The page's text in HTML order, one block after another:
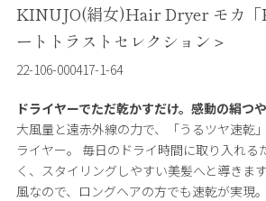
KINUJO(絹女)Hair Dryer モカ「
ートトラストセレクション＞
22-106-000417-1-64
ドライヤーでただ乾かすだけ。感動の絹つや
大風量と遠赤外線の力で、「うるツヤ速乾
ライヤー。 毎日のドライ時間に取り入れる
く、スタイリングしやすい美髪へと導きま
風なので、ロングヘアの方でも速乾が実現